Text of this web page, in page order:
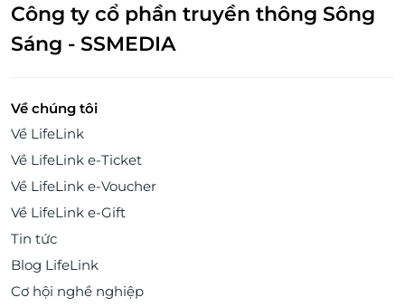
Công ty cổ phần truyền thông Sông
Sáng - SSMEDIA
Về chúng tôi
Về LifeLink
Về LifeLink e-Ticket
Về LifeLink e-Voucher
Về LifeLink e-Gift
Tin tức
Blog LifeLink
Cơ hội nghề nghiệp